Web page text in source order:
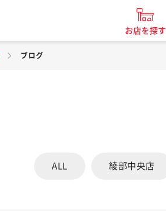
お店を探す
ブログ
ALL 綾部中央店